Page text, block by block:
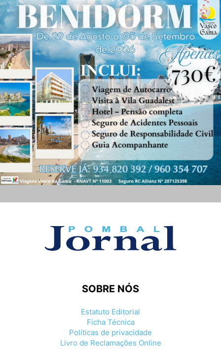
SOBRE NÓS
Estatuto Editorial
Ficha Técnica
Políticas de privacidade
Livro de Reclamações Online